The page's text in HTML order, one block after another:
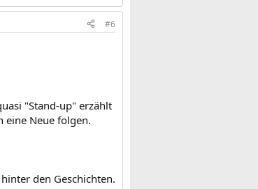
#6
"Stand-up" erzählt
eine Neue folgen.
den Geschichten.